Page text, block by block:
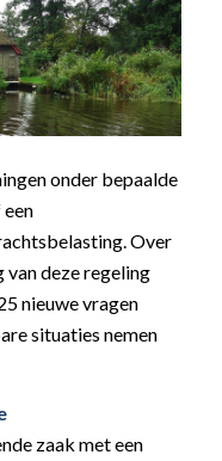
onder bepaalde
Over
deze regeling
nieuwe vragen
situaties nemen
zaak met een